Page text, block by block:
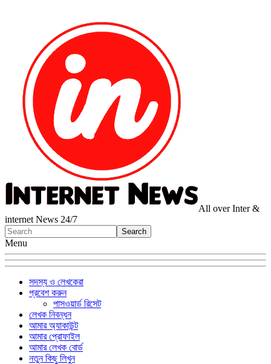
All over Inter &
internet News 24/7
Menu
সদস্য ও লেখকেরা
প্রবেশ করুন
পাসওয়ার্ড রিসেট
লেখক নিবন্ধন
আমার অ্যাকাউন্ট
আমার প্রোফাইল
আমার লেখক বোর্ড
নতুন কিছু লিখুন